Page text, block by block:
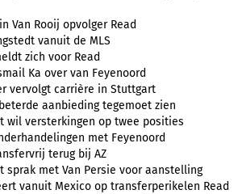
Van Rooij opvolger Read
vanuit de MLS
zich voor Read
Ka over van Feyenoord
vervolgt carrière in Stuttgart
aanbieding tegemoet zien
wil versterkingen op twee posities
met Feyenoord
terug bij AZ
sprak met Van Persie voor aanstelling
vanuit Mexico op transferperikelen Read